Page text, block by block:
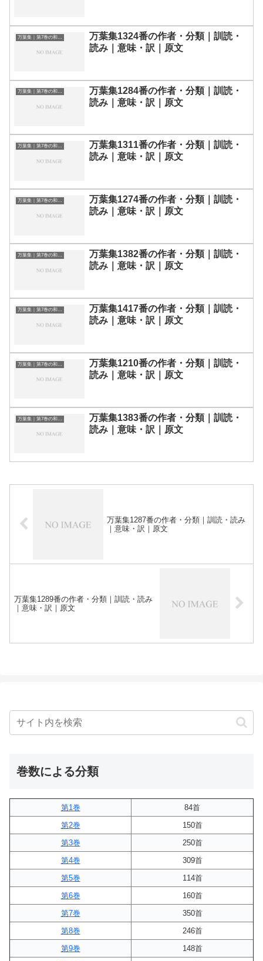
万葉集｜第7巻の和歌一覧
万葉集1324番の作者・分類｜訓読・
読み｜意味・訳｜原文
万葉集｜第7巻の和歌一覧
万葉集1284番の作者・分類｜訓読・
読み｜意味・訳｜原文
万葉集｜第7巻の和歌一覧
万葉集1311番の作者・分類｜訓読・
読み｜意味・訳｜原文
万葉集｜第7巻の和歌一覧
万葉集1274番の作者・分類｜訓読・
読み｜意味・訳｜原文
万葉集｜第7巻の和歌一覧
万葉集1382番の作者・分類｜訓読・
読み｜意味・訳｜原文
万葉集｜第7巻の和歌一覧
万葉集1417番の作者・分類｜訓読・
読み｜意味・訳｜原文
万葉集｜第7巻の和歌一覧
万葉集1210番の作者・分類｜訓読・
読み｜意味・訳｜原文
万葉集1383番の作者・分類｜訓読・
読み｜意味・訳｜原文
万葉集1287番の作者・分類｜訓読・読み
｜意味・訳｜原文
万葉集1289番の作者・分類｜訓読・読み
｜意味・訳｜原文
巻数による分類
第1巻
84首
第2巻
150首
第3巻
250首
第4巻
309首
第5巻
114首
第6巻
160首
第7巻
350首
第8巻
246首
第9巻
148首